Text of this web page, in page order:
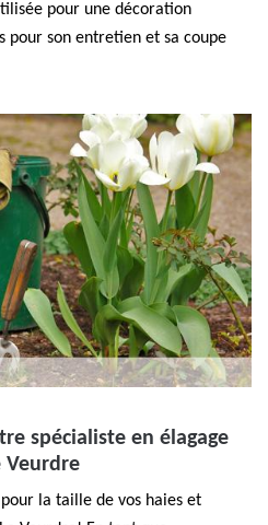
pour une décoration
pour son entretien et sa coupe
spécialiste en élagage
Veurdre
la taille de vos haies et